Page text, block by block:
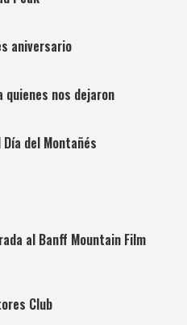
aniversario
quienes nos dejaron
del Montañés
al Banff Mountain Film
Club